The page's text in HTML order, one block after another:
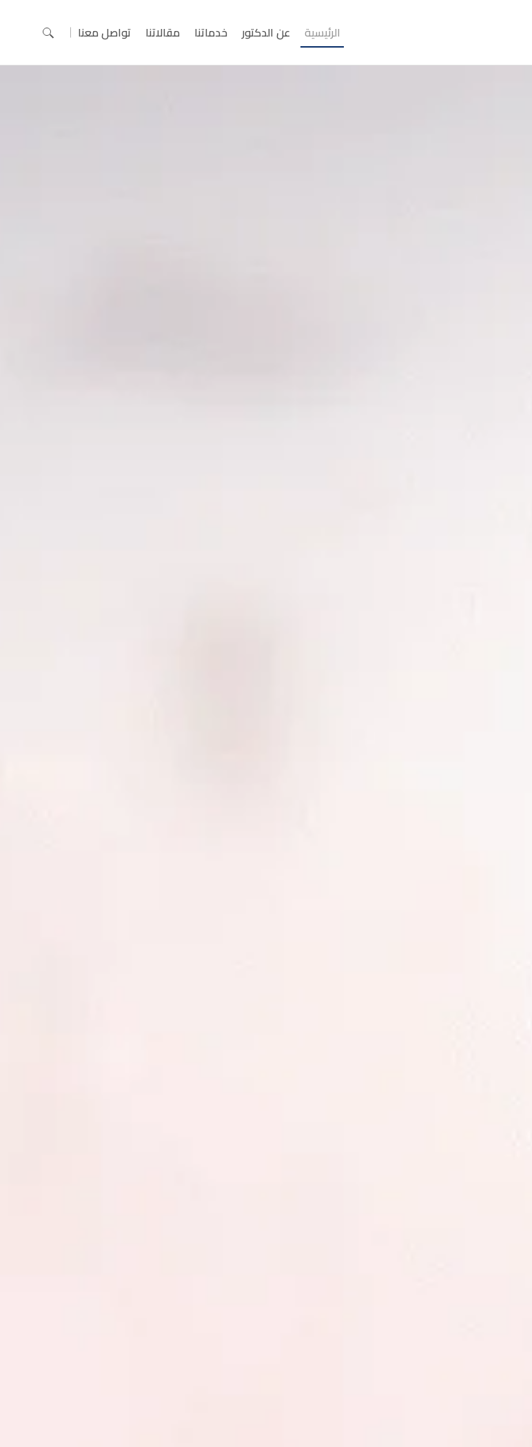
الرئيسية عن الدكتور خدماتنا مقالاتنا تواصل معنا